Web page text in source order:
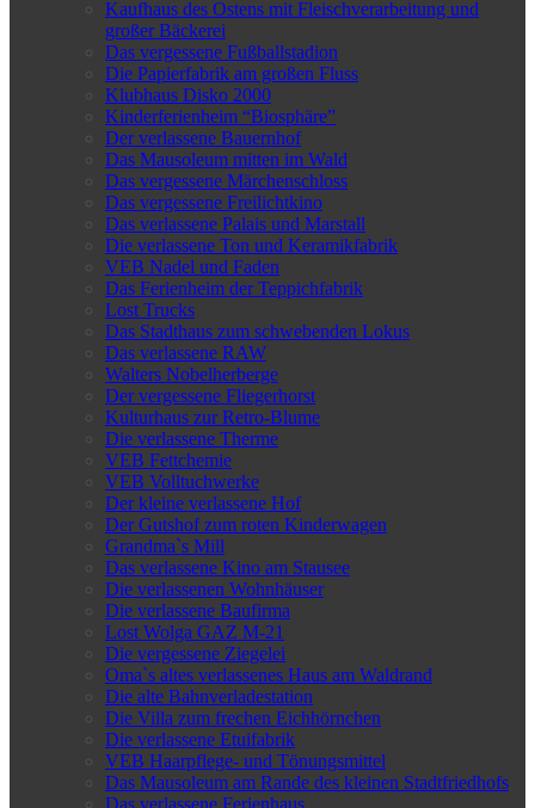
Kaufhaus des Ostens mit Fleischverarbeitung und
großer Bäckerei
Das vergessene Fußballstadion
Die Papierfabrik am großen Fluss
Klubhaus Disko 2000
Kinderferienheim “Biosphäre”
Der verlassene Bauernhof
Das Mausoleum mitten im Wald
Das vergessene Märchenschloss
Das vergessene Freilichtkino
Das verlassene Palais und Marstall
Die verlassene Ton und Keramikfabrik
VEB Nadel und Faden
Das Ferienheim der Teppichfabrik
Lost Trucks
Das Stadthaus zum schwebenden Lokus
Das verlassene RAW
Walters Nobelherberge
Der vergessene Fliegerhorst
Kulturhaus zur Retro-Blume
Die verlassene Therme
VEB Fettchemie
VEB Volltuchwerke
Der kleine verlassene Hof
Der Gutshof zum roten Kinderwagen
Grandma`s Mill
Das verlassene Kino am Stausee
Die verlassenen Wohnhäuser
Die verlassene Baufirma
Lost Wolga GAZ M-21
Die vergessene Ziegelei
Oma`s altes verlassenes Haus am Waldrand
Die alte Bahnverladestation
Die Villa zum frechen Eichhörnchen
Die verlassene Etuifabrik
VEB Haarpflege- und Tönungsmittel
Das Mausoleum am Rande des kleinen Stadtfriedhofs
Das verlassene Ferienhaus